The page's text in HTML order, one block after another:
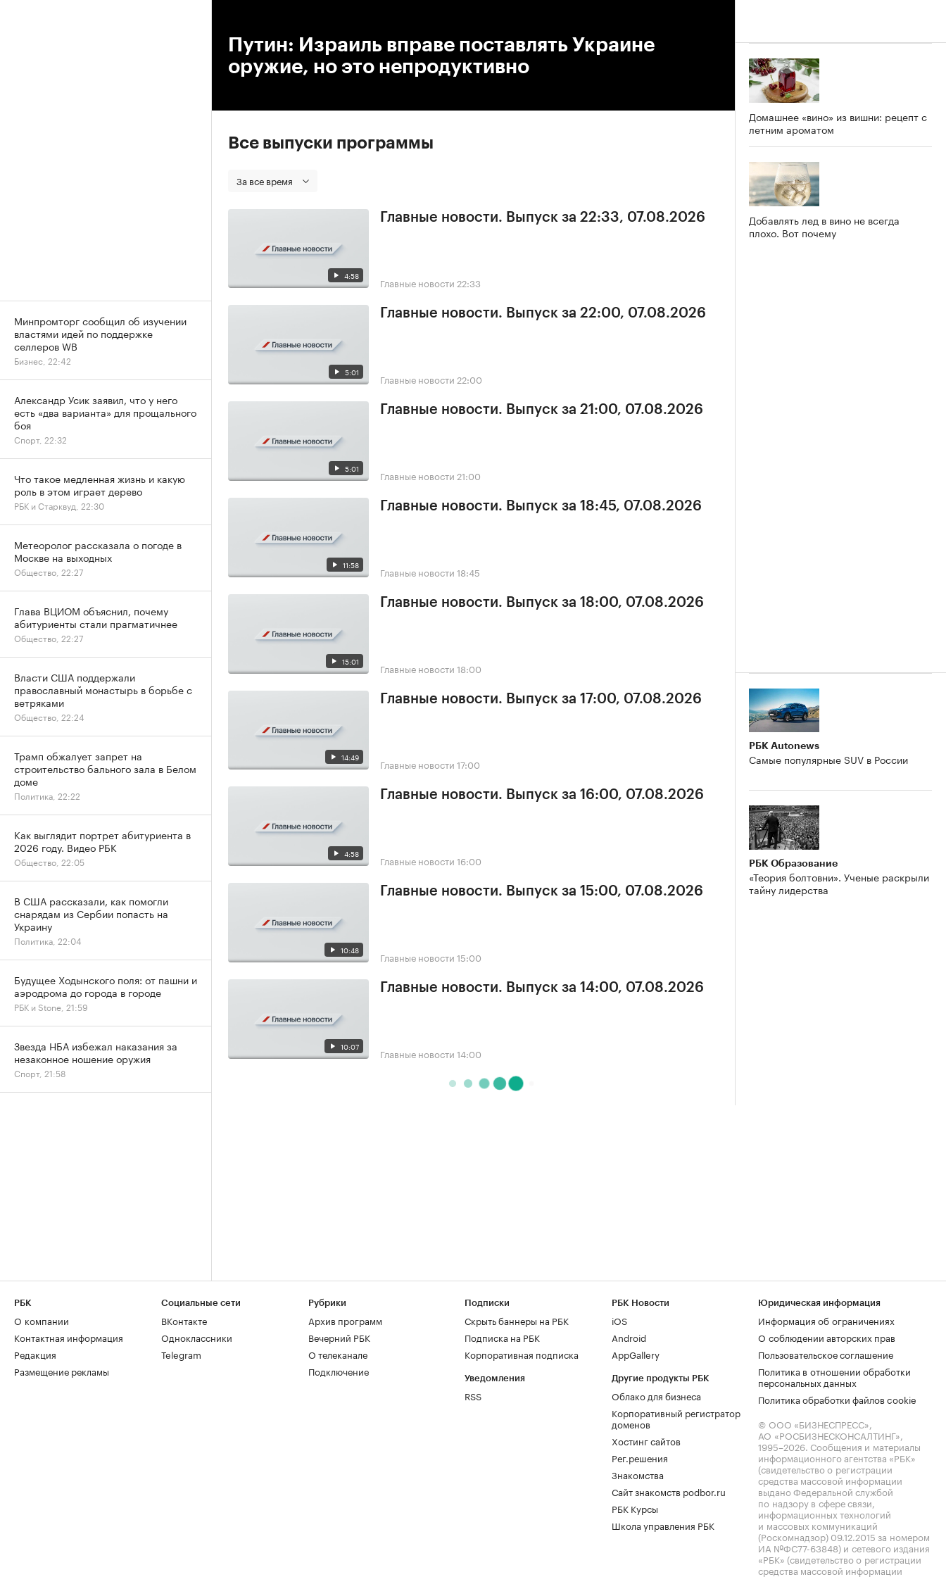
Путин: Израиль вправе поставлять Украине
оружие, но это непродуктивно
Все выпуски программы
За все время
4:58
Главные новости. Выпуск за 22:33, 07.08.2026
Главные новости 22:33
5:01
Главные новости. Выпуск за 22:00, 07.08.2026
Главные новости 22:00
5:01
Главные новости. Выпуск за 21:00, 07.08.2026
Главные новости 21:00
11:58
Главные новости. Выпуск за 18:45, 07.08.2026
Главные новости 18:45
15:01
Главные новости. Выпуск за 18:00, 07.08.2026
Главные новости 18:00
14:49
Главные новости. Выпуск за 17:00, 07.08.2026
Главные новости 17:00
4:58
Главные новости. Выпуск за 16:00, 07.08.2026
Главные новости 16:00
10:48
Главные новости. Выпуск за 15:00, 07.08.2026
Главные новости 15:00
10:07
Главные новости. Выпуск за 14:00, 07.08.2026
Главные новости 14:00
Домашнее «вино» из вишни: рецепт с
летним ароматом
Добавлять лед в вино не всегда
плохо. Вот почему
РБК Autonews
Самые популярные SUV в России
РБК Образование
«Теория болтовни». Ученые раскрыли
тайну лидерства
Минпромторг сообщил об изучении
властями идей по поддержке
селлеров WB
Бизнес, 22:42
Александр Усик заявил, что у него
есть «два варианта» для прощального
боя
Спорт, 22:32
Что такое медленная жизнь и какую
роль в этом играет дерево
РБК и Старквуд, 22:30
Метеоролог рассказала о погоде в
Москве на выходных
Общество, 22:27
Глава ВЦИОМ объяснил, почему
абитуриенты стали прагматичнее
Общество, 22:27
Власти США поддержали
православный монастырь в борьбе с
ветряками
Общество, 22:24
Трамп обжалует запрет на
строительство бального зала в Белом
доме
Политика, 22:22
Как выглядит портрет абитуриента в
2026 году. Видео РБК
Общество, 22:05
В США рассказали, как помогли
снарядам из Сербии попасть на
Украину
Политика, 22:04
Будущее Ходынского поля: от пашни и
аэродрома до города в городе
РБК и Stone, 21:59
Звезда НБА избежал наказания за
незаконное ношение оружия
Спорт, 21:58
РБК
О компании
Контактная информация
Редакция
Размещение рекламы
Социальные сети
ВКонтакте
Одноклассники
Telegram
Рубрики
Архив программ
Вечерний РБК
О телеканале
Подключение
Подписки
Скрыть баннеры на РБК
Подписка на РБК
Корпоративная подписка
Уведомления
RSS
РБК Новости
iOS
Android
AppGallery
Другие продукты РБК
Облако для бизнеса
Корпоративный регистратор
доменов
Хостинг сайтов
Рег.решения
Знакомства
Сайт знакомств podbor.ru
РБК Курсы
Школа управления РБК
Юридическая информация
Информация об ограничениях
О соблюдении авторских прав
Пользовательское соглашение
Политика в отношении обработки
персональных данных
Политика обработки файлов cookie
© ООО «БИЗНЕСПРЕСС»,
АО «РОСБИЗНЕСКОНСАЛТИНГ»,
1995–2026. Сообщения и материалы
информационного агентства «РБК»
(свидетельство о регистрации
средства массовой информации
выдано Федеральной службой
по надзору в сфере связи,
информационных технологий
и массовых коммуникаций
(Роскомнадзор) 09.12.2015 за номером
ИА №ФС77-63848) и сетевого издания
«РБК» (свидетельство о регистрации
средства массовой информации